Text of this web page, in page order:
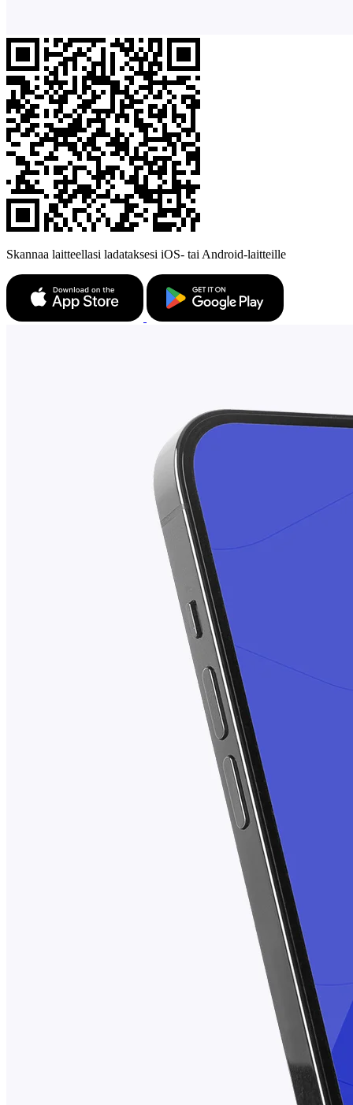
Skannaa laitteellasi ladataksesi iOS- tai Android-laitteille